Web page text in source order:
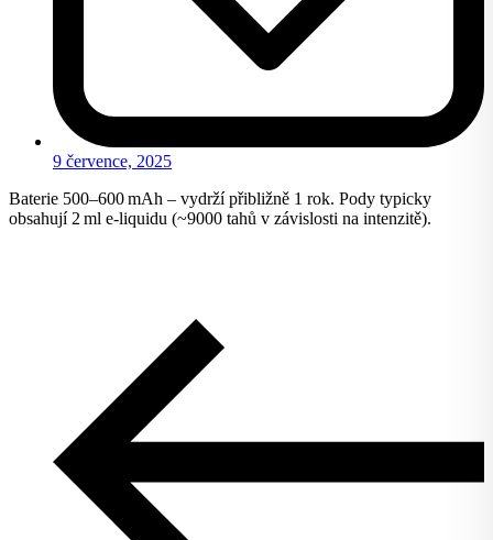
9 července, 2025
Baterie 500–600 mAh – vydrží přibližně 1 rok. Pody typicky
obsahují 2 ml e-liquidu (~9000 tahů v závislosti na intenzitě).